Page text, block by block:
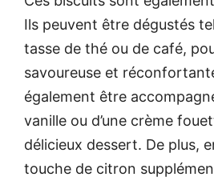
Ils peuvent être dégustés
tasse de thé ou de café,
savoureuse et
également être
vanille ou d’une crème
délicieux dessert. De plus,
touche de citron